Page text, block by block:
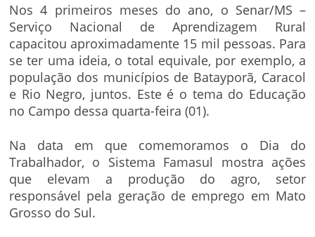
Nos 4 primeiros meses do ano, o Senar/MS –
Serviço Nacional de Aprendizagem Rural
capacitou aproximadamente 15 mil pessoas. Para
se ter uma ideia, o total equivale, por exemplo, a
população dos municípios de Batayporã, Caracol
e Rio Negro, juntos. Este é o tema do Educação
no Campo dessa quarta-feira (01).
Na data em que comemoramos o Dia do
Trabalhador, o Sistema Famasul mostra ações
que elevam a produção do agro, setor
responsável pela geração de emprego em Mato
Grosso do Sul.